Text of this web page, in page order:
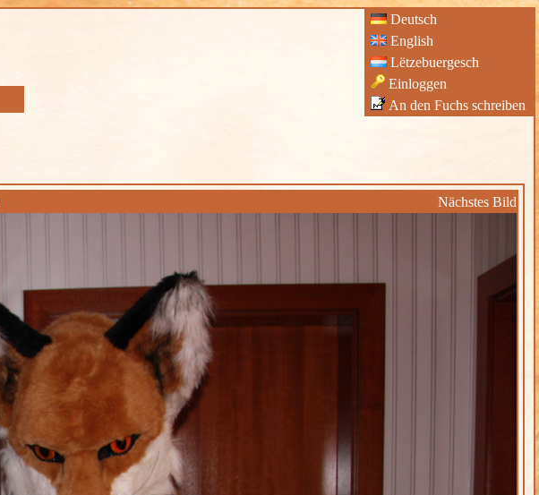
Deutsch
English
Lëtzebuergesch
Einloggen
An den Fuchs schreiben
Nächstes Bild